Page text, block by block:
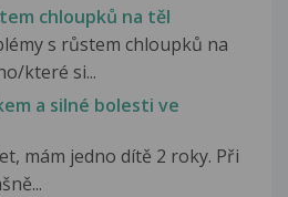
chloupků na těl
s růstem chloupků na
které si...
a silné bolesti ve
mám jedno dítě 2 roky. Při